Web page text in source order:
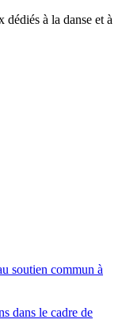
à la danse et à
soutien commun à
dans le cadre de